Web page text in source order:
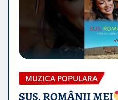
MUZICA POPULARA
SUS, ROMÂNII MEI